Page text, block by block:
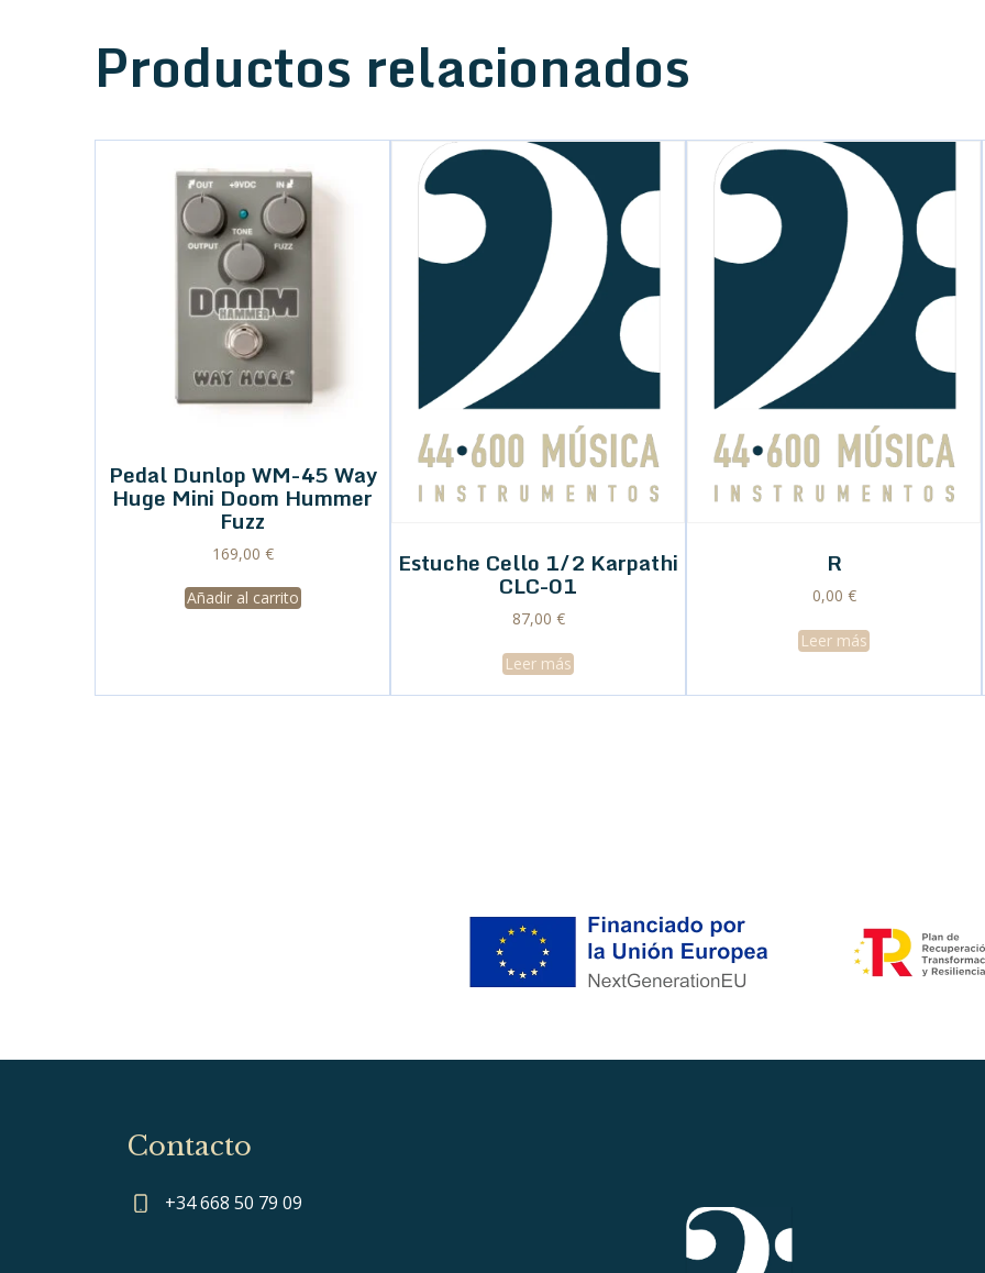
Productos relacionados
Pedal Dunlop WM-45 Way
Huge Mini Doom Hummer
Fuzz
169,00 €
Añadir al carrito
Estuche Cello 1/2 Karpathi
CLC-01
87,00 €
Leer más
R
0,00 €
Leer más
Contacto
+34 668 50 79 09